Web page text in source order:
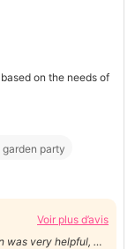
on the needs of
garden party
Voir plus d’avis
was very helpful, we